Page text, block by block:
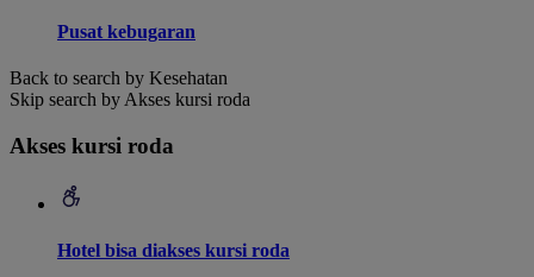
Pusat kebugaran
Back to search by Kesehatan
Skip search by Akses kursi roda
Akses kursi roda
Hotel bisa diakses kursi roda